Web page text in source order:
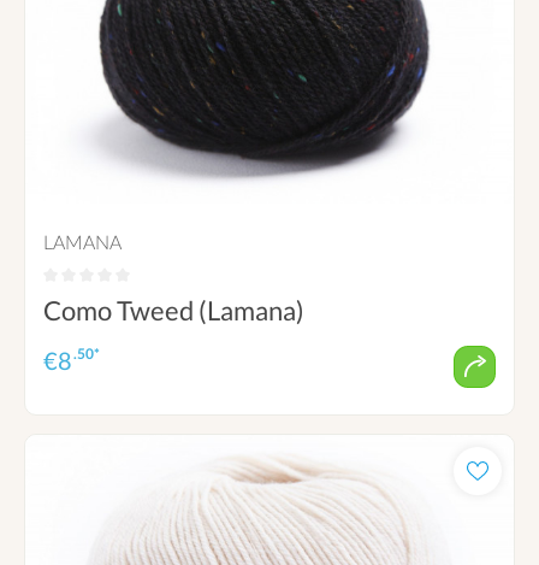
LAMANA
Como Tweed (Lamana)
€8.50*